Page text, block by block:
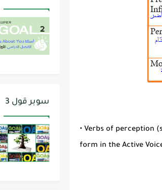
• Verbs of perception
form in the Active
سوبر قول 3